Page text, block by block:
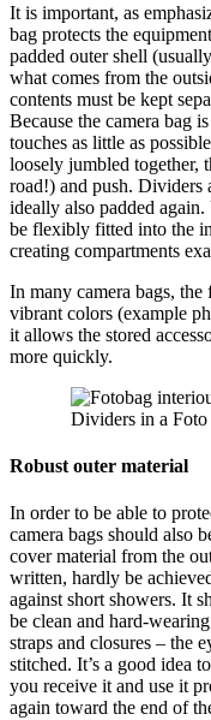
It is important, as
bag protects the
padded outer shell
what comes from the
contents must be kept
Because the camera bag
touches as little as
loosely jumbled together,
road!) and push. Dividers
ideally also padded
be flexibly fitted into the
creating compartments
In many camera bags,
vibrant colors (example
it allows the stored
more quickly.
Dividers in a Foto
Robust outer material
In order to be able to
camera bags should also
cover material from the
written, hardly be
against short showers. It
be clean and hard-
straps and closures – the
stitched. It’s a good idea
you receive it and use it
again toward the end of